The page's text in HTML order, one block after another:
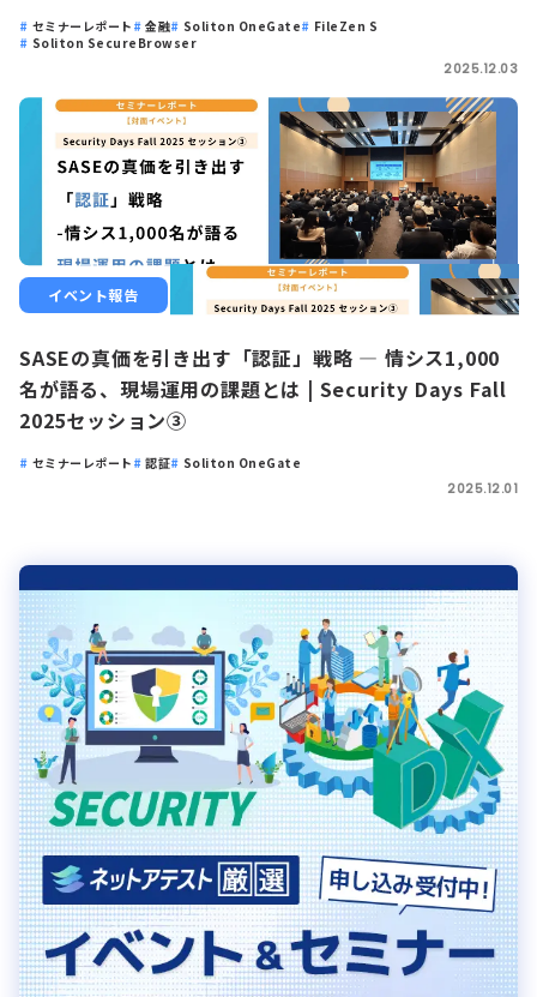
セミナーレポート 金融 Soliton OneGate
FileZen S
Soliton SecureBrowser
2025.12.03
イベント報告
SASEの真価を引き出す「認証」戦略 ― 情シス1,000
名が語る、現場運用の課題とは | Security Days Fall
2025セッション③
セミナーレポート 認証
Soliton OneGate
2025.12.01